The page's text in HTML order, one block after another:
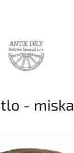
- miska